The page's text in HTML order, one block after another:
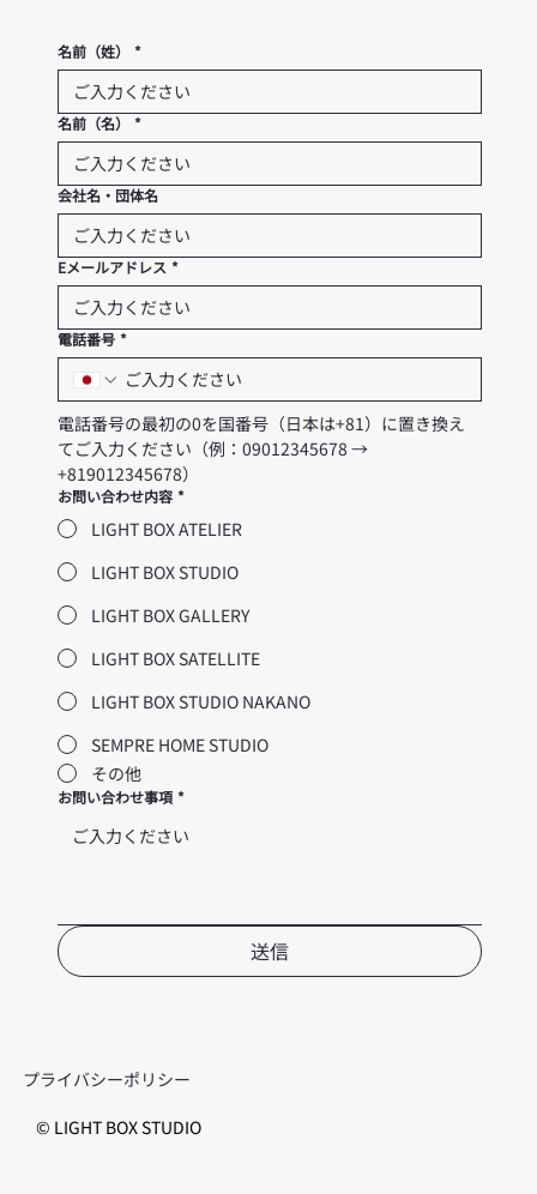
名前（姓） *
名前（名） *
会社名・団体名
Eメールアドレス *
電話番号 *
電話番号の最初の0を国番号（日本は+81）に置き換え
てご入力ください（例：09012345678 →
+819012345678）
お問い合わせ内容 *
LIGHT BOX ATELIER
LIGHT BOX STUDIO
LIGHT BOX GALLERY
LIGHT BOX SATELLITE
LIGHT BOX STUDIO NAKANO
SEMPRE HOME STUDIO
その他
お問い合わせ事項 *
送信
© LIGHT BOX STUDIO
プライバシーポリシー